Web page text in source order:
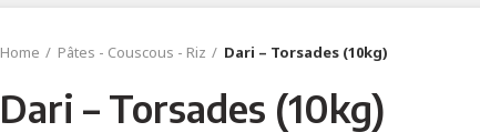
Home Pâtes - Couscous - Riz Dari – Torsades (10kg)
Dari – Torsades (10kg)